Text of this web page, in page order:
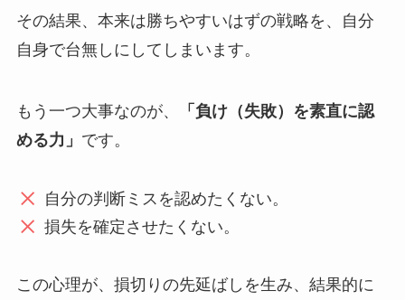
その結果、本来は勝ちやすいはずの戦略を、自分
自身で台無しにしてしまいます。
もう一つ大事なのが、
「負け（失敗）を素直に認
める力」 です。
自分の判断ミスを認めたくない。
損失を確定させたくない。
この心理が、損切りの先延ばしを生み、結果的に